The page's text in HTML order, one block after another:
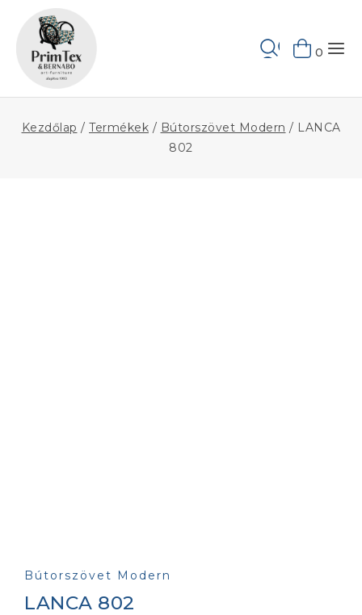
content
0
Kezdőlap / Termékek / Bútorszövet Modern / LANCA
802
Bútorszövet Modern
LANCA 802